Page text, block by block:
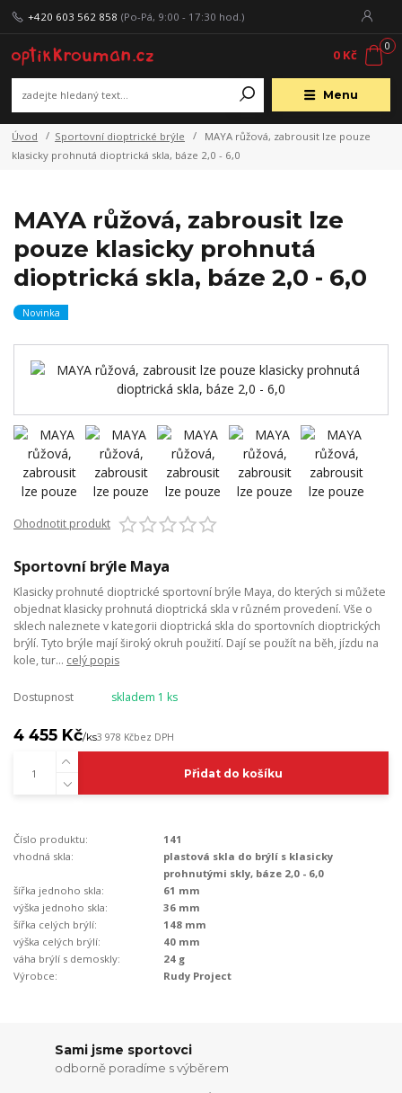
Menu
+420 603 562 858 (Po-Pá, 9:00 - 17:30 hod.)
0
0 Kč
Úvod Sportovní dioptrické brýle
MAYA růžová, zabrousit lze pouze
klasicky prohnutá dioptrická skla, báze 2,0 - 6,0
MAYA růžová, zabrousit lze
pouze klasicky prohnutá
dioptrická skla, báze 2,0 - 6,0
Novinka
Ohodnotit produkt
Sportovní brýle Maya
Klasicky prohnuté dioptrické sportovní brýle Maya, do kterých si můžete
objednat klasicky prohnutá dioptrická skla v různém provedení. Vše o
sklech naleznete v kategorii dioptrická skla do sportovních dioptrických
brýlí. Tyto brýle mají široký okruh použití. Dají se použít na běh, jízdu na
kole, tur... celý popis
Dostupnost skladem 1 ks
4 455 Kč/ks3 978 Kčbez DPH
Přidat do košíku
Číslo produktu:
141
vhodná skla:
plastová skla do brýlí s klasicky
prohnutými skly, báze 2,0 - 6,0
šířka jednoho skla:
61 mm
výška jednoho skla:
36 mm
šířka celých brýlí:
148 mm
výška celých brýlí:
40 mm
váha brýlí s demoskly:
24 g
Výrobce:
Rudy Project
Sami jsme sportovci
odborně poradíme s výběrem